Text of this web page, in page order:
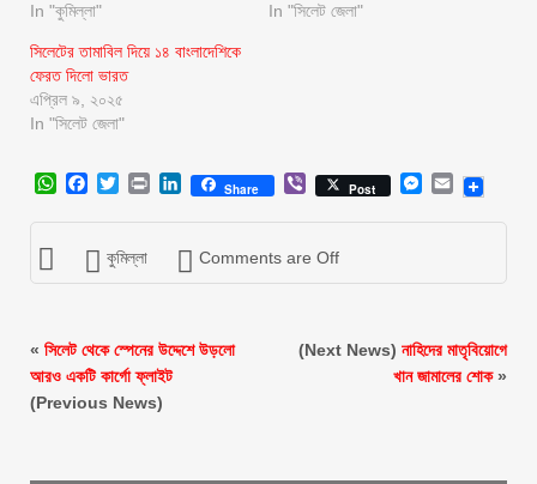
In "কুমিল্লা"
In "সিলেট জেলা"
সিলেটের তামাবিল দিয়ে ১৪ বাংলাদেশিকে
ফেরত দিলো ভারত
এপ্রিল ৯, ২০২৫
In "সিলেট জেলা"
WhatsApp
Facebook
Twitter
Print LinkedIn
Share ViberPost Messenger
Email
কুমিল্লা Comments are Off
« সিলেট থেকে স্পেনের উদ্দেশে উড়লো
আরও একটি কার্গো ফ্লাইট
(Previous News)
(Next News) নাহিদের মাতৃবিয়োগে
খান জামালের শোক»